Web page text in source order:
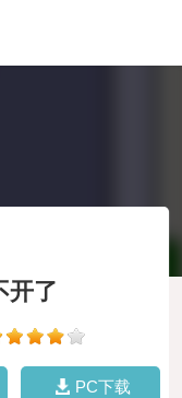
开了
PC下载